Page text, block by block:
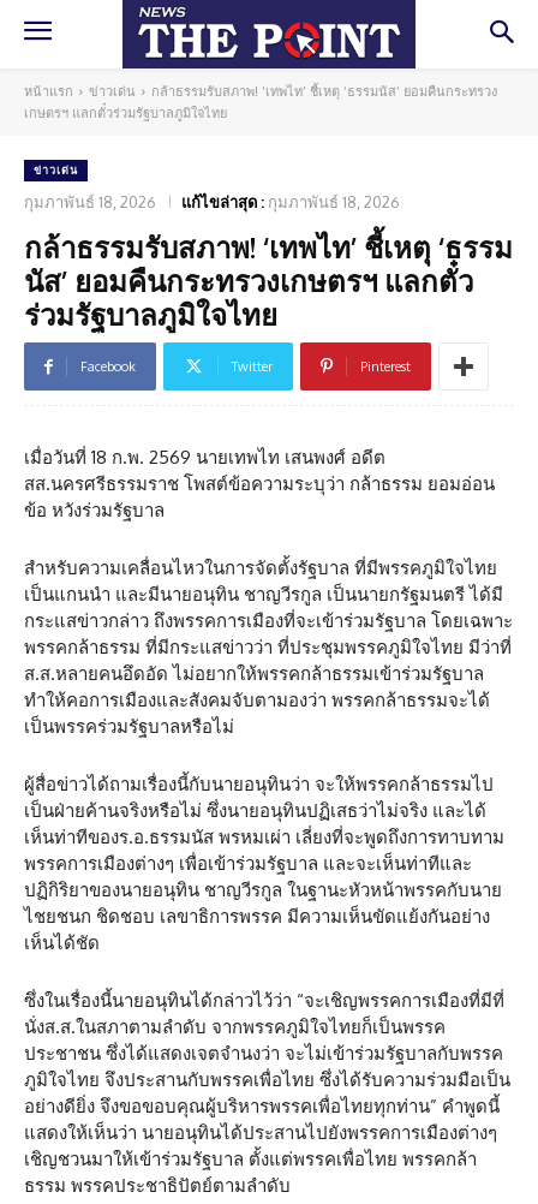
หน้าแรก ข่าวเด่น
กล้าธรรมรับสภาพ! ‘เทพไท’ ชี้เหตุ ‘ธรรมนัส’ ยอมคืนกระทรวง
เกษตรฯ แลกตั๋วร่วมรัฐบาลภูมิใจไทย
ข่าวเด่น
กุมภาพันธ์ 18, 2026 แก้ไขล่าสุด : กุมภาพันธ์ 18, 2026
กล้าธรรมรับสภาพ! ‘เทพไท’ ชี้เหตุ ‘ธรรม
นัส’ ยอมคืนกระทรวงเกษตรฯ แลกตั๋ว
ร่วมรัฐบาลภูมิใจไทย
Facebook Twitter Pinterest
เมื่อวันที่ 18 ก.พ. 2569 นายเทพไท เสนพงศ์ อดีต
สส.นครศรีธรรมราช โพสต์ข้อความระบุว่า กล้าธรรม ยอมอ่อน
ข้อ หวังร่วมรัฐบาล
สำหรับความเคลื่อนไหวในการจัดตั้งรัฐบาล ที่มีพรรคภูมิใจไทย
เป็นแกนนำ และมีนายอนุทิน ชาญวีรกูล เป็นนายกรัฐมนตรี ได้มี
กระแสข่าวกล่าว ถึงพรรคการเมืองที่จะเข้าร่วมรัฐบาล โดยเฉพาะ
พรรคกล้าธรรม ที่มีกระแสข่าวว่า ที่ประชุมพรรคภูมิใจไทย มีว่าที่
ส.ส.หลายคนอึดอัด ไม่อยากให้พรรคกล้าธรรมเข้าร่วมรัฐบาล
ทำให้คอการเมืองและสังคมจับตามองว่า พรรคกล้าธรรมจะได้
เป็นพรรคร่วมรัฐบาลหรือไม่
ผู้สื่อข่าวได้ถามเรื่องนี้กับนายอนุทินว่า จะให้พรรคกล้าธรรมไป
เป็นฝ่ายค้านจริงหรือไม่ ซึ่งนายอนุทินปฏิเสธว่าไม่จริง และได้
เห็นท่าทีของร.อ.ธรรมนัส พรหมเผ่า เลี่ยงที่จะพูดถึงการทาบทาม
พรรคการเมืองต่างๆ เพื่อเข้าร่วมรัฐบาล และจะเห็นท่าทีและ
ปฏิกิริยาของนายอนุทิน ชาญวีรกูล ในฐานะหัวหน้าพรรคกับนาย
ไชยชนก ชิดชอบ เลขาธิการพรรค มีความเห็นขัดแย้งกันอย่าง
เห็นได้ชัด
ซึ่งในเรื่องนี้นายอนุทินได้กล่าวไว้ว่า “จะเชิญพรรคการเมืองที่มีที่
นั่งส.ส.ในสภาตามลำดับ จากพรรคภูมิใจไทยก็เป็นพรรค
ประชาชน ซึ่งได้แสดงเจตจำนงว่า จะไม่เข้าร่วมรัฐบาลกับพรรค
ภูมิใจไทย จึงประสานกับพรรคเพื่อไทย ซึ่งได้รับความร่วมมือเป็น
อย่างดียิ่ง จึงขอขอบคุณผู้บริหารพรรคเพื่อไทยทุกท่าน” คำพูดนี้
แสดงให้เห็นว่า นายอนุทินได้ประสานไปยังพรรคการเมืองต่างๆ
เชิญชวนมาให้เข้าร่วมรัฐบาล ตั้งแต่พรรคเพื่อไทย พรรคกล้า
ธรรม พรรคประชาธิปัตย์ตามลำดับ